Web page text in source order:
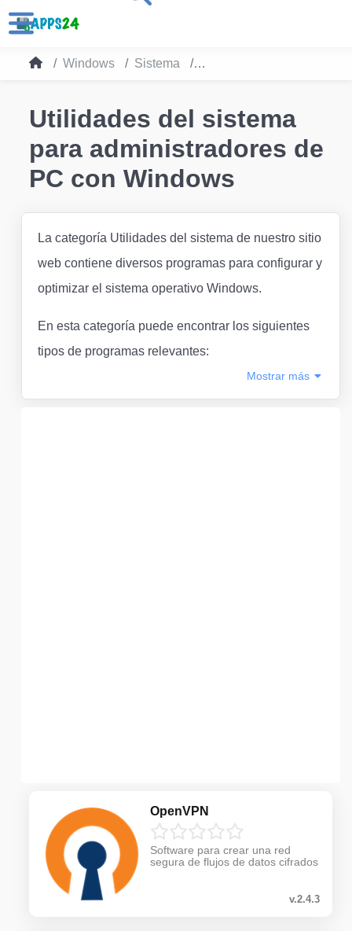
Windows Sistema Utilidades del sistema
Utilidades del sistema
para administradores de
PC con Windows
La categoría Utilidades del sistema de nuestro sitio
web contiene diversos programas para configurar y
optimizar el sistema operativo Windows.
En esta categoría puede encontrar los siguientes
tipos de programas relevantes:
Mostrar más
OpenVPN
Software para crear una red
segura de flujos de datos cifrados
v.2.4.3